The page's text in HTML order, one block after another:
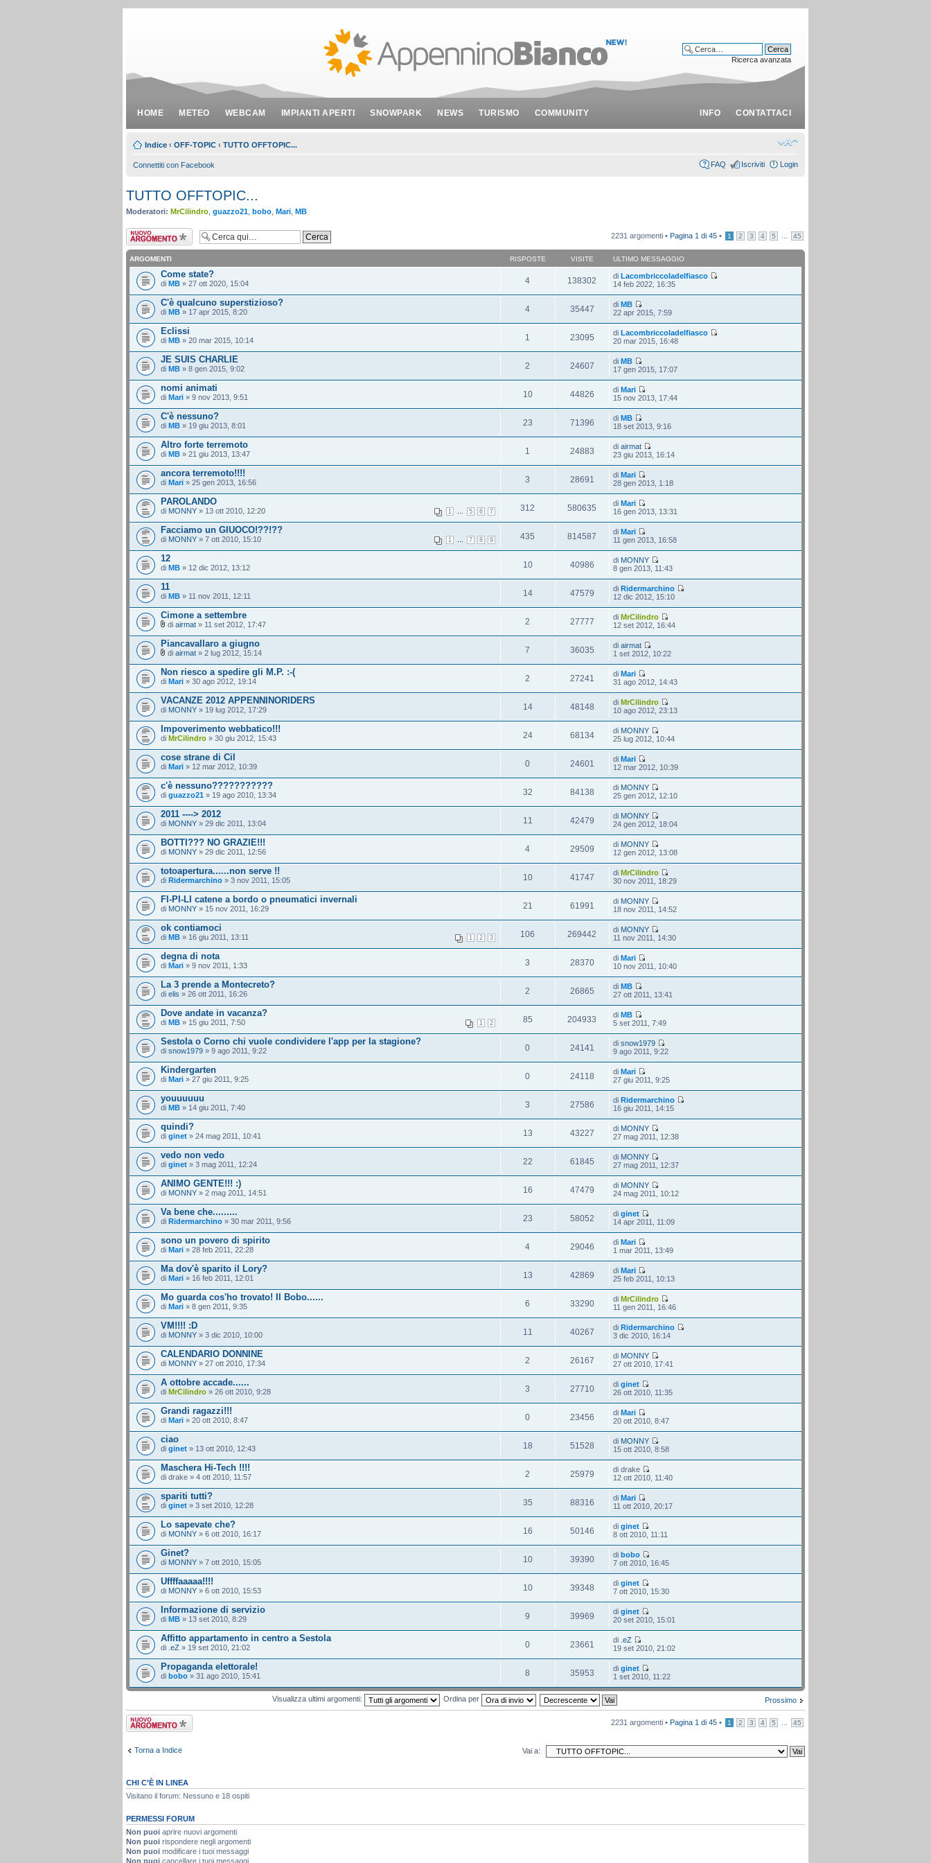
HOME METEO WEBCAM IMPIANTI APERTI SNOWPARK NEWS TURISMO COMMUNITY INFO CONTATTACI
Ricerca avanzata
Indice ‹ OFF-TOPIC ‹ TUTTO OFFTOPIC...
Connettiti con Facebook FAQ Iscriviti Login
TUTTO OFFTOPIC...
Moderatori: MrCilindro guazzo21 bobo Mari MB
Scrivi un nuovo
argomento
2231 argomenti • Pagina 1 di 45 • 1 2 3 4 5 45
ARGOMENTI RISPOSTE VISITE ULTIMO MESSAGGIO
Come state?
di MB » 27 ott 2020, 15:04 4 138302 diLacombriccoladelfiasco
14 feb 2022, 16:35
C'è qualcuno superstizioso?
di MB » 17 apr 2015, 8:20 4 35447 diMB
22 apr 2015, 7:59
Eclissi
di MB » 20 mar 2015, 10:14 1 23095 diLacombriccoladelfiasco
20 mar 2015, 16:48
JE SUIS CHARLIE
di MB » 8 gen 2015, 9:02 2 24607 diMB
17 gen 2015, 17:07
nomi animati
di Mari » 9 nov 2013, 9:51 10 44826 diMari
15 nov 2013, 17:44
C'è nessuno?
di MB » 19 giu 2013, 8:01 23 71396 diMB
18 set 2013, 9:16
Altro forte terremoto
di MB » 21 giu 2013, 13:47 1 24883 diairmat
23 giu 2013, 16:14
ancora terremoto!!!!
di Mari » 25 gen 2013, 16:56 3 28691 diMari
28 gen 2013, 1:18
PAROLANDO
1 5 6 7
di MONNY » 13 ott 2010, 12:20 312 580635 diMari
16 gen 2013, 13:31
Facciamo un GIUOCO!??!??
1 7 8 9
di MONNY » 7 ott 2010, 15:10 435 814587 diMari
11 gen 2013, 16:58
12
di MB » 12 dic 2012, 13:12 10 40986 di MONNY
8 gen 2013, 11:43
11
di MB » 11 nov 2011, 12:11 14 47579 diRidermarchino
12 dic 2012, 15:10
Cimone a settembre
di airmat » 11 set 2012, 17:47 2 27777 diMrCilindro
12 set 2012, 16:44
Piancavallaro a giugno
di airmat » 2 lug 2012, 15:14 7 36035 diairmat
1 set 2012, 10:22
Non riesco a spedire gli M.P. :-(
di Mari » 30 ago 2012, 19:14 2 27241 diMari
31 ago 2012, 14:43
VACANZE 2012 APPENNINORIDERS
di MONNY » 19 lug 2012, 17:29 14 48148 diMrCilindro
10 ago 2012, 23:13
Impoverimento webbatico!!!
di MrCilindro » 30 giu 2012, 15:43 24 68134 di MONNY
25 lug 2012, 10:44
cose strane di Cil
di Mari » 12 mar 2012, 10:39 0 24601 diMari
12 mar 2012, 10:39
c'è nessuno???????????
di guazzo21 » 19 ago 2010, 13:34 32 84138 di MONNY
25 gen 2012, 12:10
2011 ----> 2012
di MONNY » 29 dic 2011, 13:04 11 42479 di MONNY
24 gen 2012, 18:04
BOTTI??? NO GRAZIE!!!
di MONNY » 29 dic 2011, 12:56 4 29509 di MONNY
12 gen 2012, 13:08
totoapertura......non serve !!
di Ridermarchino » 3 nov 2011, 15:05 10 41747 diMrCilindro
30 nov 2011, 18:29
FI-PI-LI catene a bordo o pneumatici invernali
di MONNY » 15 nov 2011, 16:29 21 61991 di MONNY
18 nov 2011, 14:52
ok contiamoci
1 2 3
di MB » 16 giu 2011, 13:11 106 269442 di MONNY
11 nov 2011, 14:30
degna di nota
di Mari » 9 nov 2011, 1:33 3 28370 diMari
10 nov 2011, 10:40
La 3 prende a Montecreto?
di elis » 26 ott 2011, 16:26 2 26865 diMB
27 ott 2011, 13:41
Dove andate in vacanza?
1 2
di MB » 15 giu 2011, 7:50 85 204933 diMB
5 set 2011, 7:49
Sestola o Corno chi vuole condividere l'app per la stagione?
di snow1979 » 9 ago 2011, 9:22 0 24141 disnow1979
9 ago 2011, 9:22
Kindergarten
di Mari » 27 giu 2011, 9:25 0 24118 diMari
27 giu 2011, 9:25
youuuuuu
di MB » 14 giu 2011, 7:40 3 27586 diRidermarchino
16 giu 2011, 14:15
quindi?
di ginet » 24 mag 2011, 10:41 13 43227 di MONNY
27 mag 2011, 12:38
vedo non vedo
di ginet » 3 mag 2011, 12:24 22 61845 di MONNY
27 mag 2011, 12:37
ANIMO GENTE!!! :)
di MONNY » 2 mag 2011, 14:51 16 47479 di MONNY
24 mag 2011, 10:12
Va bene che.........
di Ridermarchino » 30 mar 2011, 9:56 23 58052 diginet
14 apr 2011, 11:09
sono un povero di spirito
di Mari » 28 feb 2011, 22:28 4 29046 diMari
1 mar 2011, 13:49
Ma dov'è sparito il Lory?
di Mari » 16 feb 2011, 12:01 13 42869 diMari
25 feb 2011, 10:13
Mo guarda cos'ho trovato! Il Bobo......
di Mari » 8 gen 2011, 9:35 6 33290 diMrCilindro
11 gen 2011, 16:46
VM!!!! :D
di MONNY » 3 dic 2010, 10:00 11 40267 diRidermarchino
3 dic 2010, 16:14
CALENDARIO DONNINE
di MONNY » 27 ott 2010, 17:34 2 26167 di MONNY
27 ott 2010, 17:41
A ottobre accade......
di MrCilindro » 26 ott 2010, 9:28 3 27710 diginet
26 ott 2010, 11:35
Grandi ragazzi!!!
di Mari » 20 ott 2010, 8:47 0 23456 diMari
20 ott 2010, 8:47
ciao
di ginet » 13 ott 2010, 12:43 18 51528 di MONNY
15 ott 2010, 8:58
Maschera Hi-Tech !!!!
di drake » 4 ott 2010, 11:57 2 25979
di drake
12 ott 2010, 11:40
spariti tutti?
di ginet » 3 set 2010, 12:28 35 88316 diMari
11 ott 2010, 20:17
Lo sapevate che?
di MONNY » 6 ott 2010, 16:17 16 50146 diginet
8 ott 2010, 11:11
Ginet?
di MONNY » 7 ott 2010, 15:05 10 39390 dibobo
7 ott 2010, 16:45
Uffffaaaaa!!!!
di MONNY » 6 ott 2010, 15:53 10 39348 diginet
7 ott 2010, 15:30
Informazione di servizio
di MB » 13 set 2010, 8:29 9 39969 diginet
20 set 2010, 15:01
Affitto appartamento in centro a Sestola
di .eZ » 19 set 2010, 21:02 0 23661 di .eZ
19 set 2010, 21:02
Propaganda elettorale!
di bobo » 31 ago 2010, 15:41 8 35953 diginet
1 set 2010, 11:22
Prossimo
Visualizza ultimi argomenti: Ordina per
Scrivi un nuovo
argomento
2231 argomenti • Pagina 1 di 45 • 1 2 3 4 5 45
Torna a Indice Vai a:
CHI C’È IN LINEA
Visitano il forum: Nessuno e 18 ospiti
PERMESSI FORUM
Non puoi aprire nuovi argomenti
Non puoi rispondere negli argomenti
Non puoi modificare i tuoi messaggi
Non puoi cancellare i tuoi messaggi